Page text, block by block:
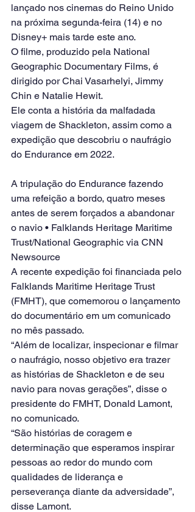
lançado nos cinemas do Reino Unido
na próxima segunda-feira (14) e no
Disney+ mais tarde este ano.
O filme, produzido pela National
Geographic Documentary Films, é
dirigido por Chai Vasarhelyi, Jimmy
Chin e Natalie Hewit.
Ele conta a história da malfadada
viagem de Shackleton, assim como a
expedição que descobriu o naufrágio
do Endurance em 2022.
A tripulação do Endurance fazendo
uma refeição a bordo, quatro meses
antes de serem forçados a abandonar
o navio • Falklands Heritage Maritime
Trust/National Geographic via CNN
Newsource
A recente expedição foi financiada pelo
Falklands Maritime Heritage Trust
(FMHT), que comemorou o lançamento
do documentário em um comunicado
no mês passado.
“Além de localizar, inspecionar e filmar
o naufrágio, nosso objetivo era trazer
as histórias de Shackleton e de seu
navio para novas gerações”, disse o
presidente do FMHT, Donald Lamont,
no comunicado.
“São histórias de coragem e
determinação que esperamos inspirar
pessoas ao redor do mundo com
qualidades de liderança e
perseverança diante da adversidade”,
disse Lamont.